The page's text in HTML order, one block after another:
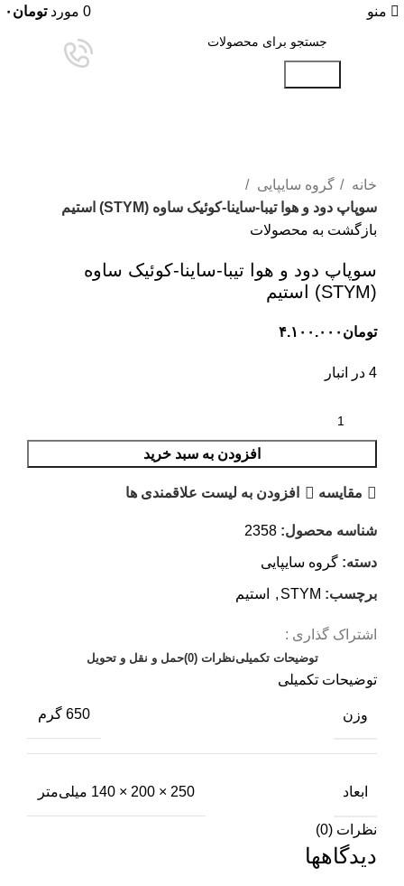
منو 0 مورد تومان ۰
خانه
گروه سایپایی
سوپاپ دود و هوا تیبا-ساینا-کوئیک ساوه (STYM) استیم
بازگشت به محصولات
سوپاپ دود و هوا تیبا-ساینا-کوئیک ساوه
(STYM) استیم
تومان ۴.۱۰۰.۰۰۰
4 در انبار
افزودن به سبد خرید
مقایسه افزودن به لیست علاقمندی ها
شناسه محصول: 2358
دسته: گروه سایپایی
برچسب: STYM
, استیم
اشتراک گذاری :
توضیحات تکمیلینظرات (0) حمل و نقل و تحویل
توضیحات تکمیلی
وزن 650 گرم
ابعاد 250 × 200 × 140 میلی‌متر
نظرات (0)
دیدگاهها